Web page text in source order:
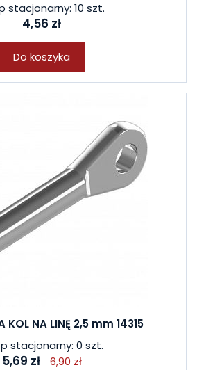
stacjonarny: 10 szt.
4,56 zł
Do koszyka
KOL NA LINĘ 2,5 mm 14315
stacjonarny: 0 szt.
5,69 zł 6,90 zł